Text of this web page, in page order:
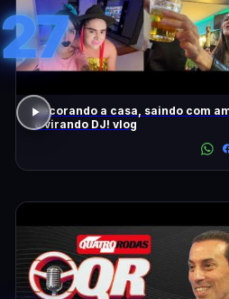
27
decorando a casa, saindo com
e virando DJ! vlog